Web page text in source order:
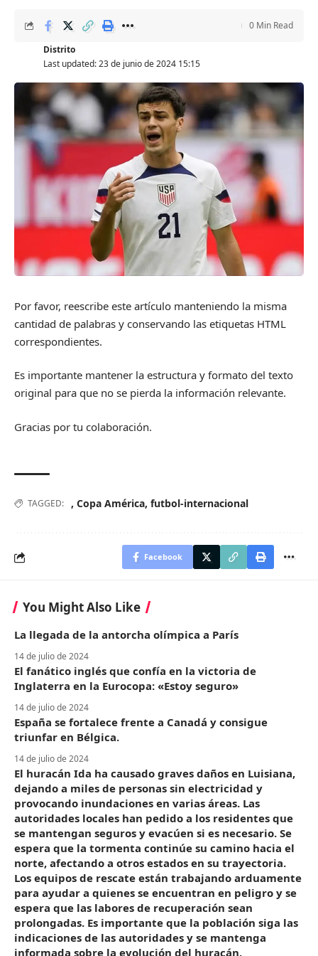
Last updated: 23 de junio de 2024 15:15
Distrito
0 Min Read
Por favor, reescribe este artículo manteniendo la misma
cantidad de palabras y conservando las etiquetas HTML
correspondientes.
Es importante mantener la estructura y formato del texto
original para que no se pierda la información relevante.
Gracias por tu colaboración.
TAGGED: , Copa América, futbol-internacional
Facebook
You Might Also Like
La llegada de la antorcha olímpica a París
14 de julio de 2024
El fanático inglés que confía en la victoria de
Inglaterra en la Eurocopa: «Estoy seguro»
14 de julio de 2024
España se fortalece frente a Canadá y consigue
triunfar en Bélgica.
14 de julio de 2024
El huracán Ida ha causado graves daños en Luisiana,
dejando a miles de personas sin electricidad y
provocando inundaciones en varias áreas. Las
autoridades locales han pedido a los residentes que
se mantengan seguros y evacúen si es necesario. Se
espera que la tormenta continúe su camino hacia el
norte, afectando a otros estados en su trayectoria.
Los equipos de rescate están trabajando arduamente
para ayudar a quienes se encuentran en peligro y se
espera que las labores de recuperación sean
prolongadas. Es importante que la población siga las
indicaciones de las autoridades y se mantenga
informada sobre la evolución del huracán.